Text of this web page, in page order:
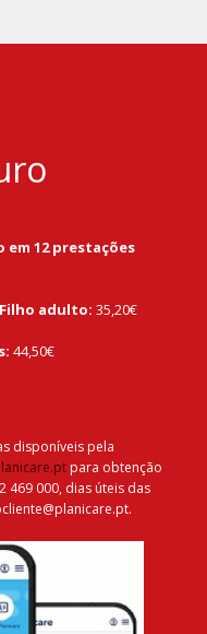
em 12 prestações
adulto: 35,20€
44,50€
disponíveis pela
care.pt para obtenção
469 000, dias úteis das